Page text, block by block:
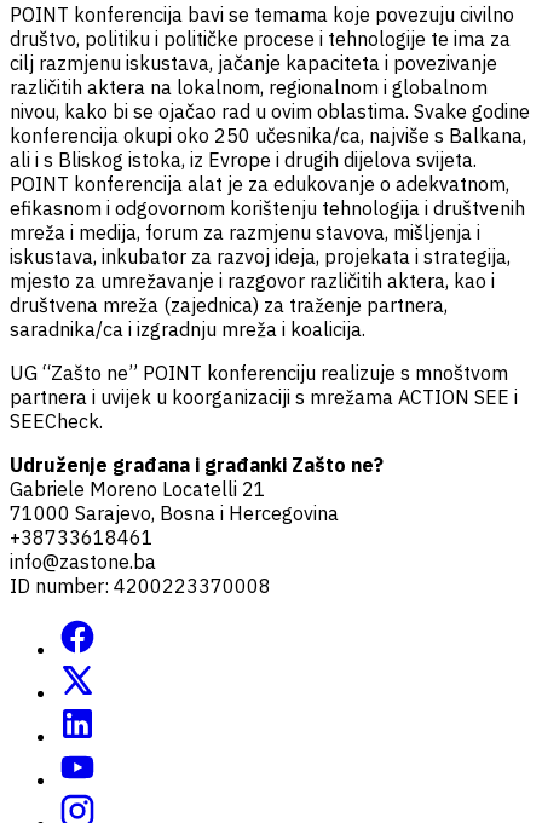
POINT konferencija bavi se temama koje povezuju civilno
društvo, politiku i političke procese i tehnologije te ima za
cilj razmjenu iskustava, jačanje kapaciteta i povezivanje
različitih aktera na lokalnom, regionalnom i globalnom
nivou, kako bi se ojačao rad u ovim oblastima. Svake godine
konferencija okupi oko 250 učesnika/ca, najviše s Balkana,
ali i s Bliskog istoka, iz Evrope i drugih dijelova svijeta.
POINT konferencija alat je za edukovanje o adekvatnom,
efikasnom i odgovornom korištenju tehnologija i društvenih
mreža i medija, forum za razmjenu stavova, mišljenja i
iskustava, inkubator za razvoj ideja, projekata i strategija,
mjesto za umrežavanje i razgovor različitih aktera, kao i
društvena mreža (zajednica) za traženje partnera,
saradnika/ca i izgradnju mreža i koalicija.
UG “Zašto ne” POINT konferenciju realizuje s mnoštvom
partnera i uvijek u koorganizaciji s mrežama ACTION SEE i
SEECheck.
Udruženje građana i građanki Zašto ne?
Gabriele Moreno Locatelli 21
71000 Sarajevo, Bosna i Hercegovina
+38733618461
info@zastone.ba
ID number: 4200223370008